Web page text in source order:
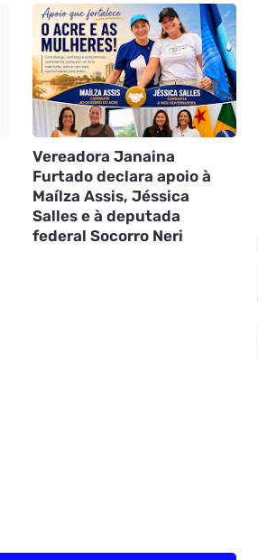
Vereadora Janaina
Furtado declara apoio à
Maílza Assis, Jéssica
Salles e à deputada
federal Socorro Neri